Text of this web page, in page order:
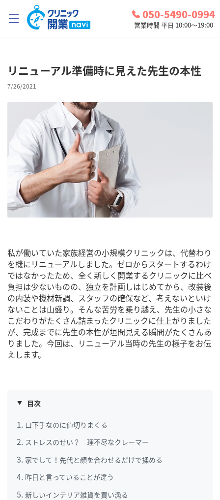
050-5490-0994
営業時間 平日 10:00～19:00
リニューアル準備時に見えた先生の本性
7/26/2021
私が働いていた家族経営の小規模クリニックは、代替わり
を機にリニューアルしました。ゼロからスタートするわけ
ではなかったため、全く新しく開業するクリニックに比べ
負担は少ないものの、独立を計画しはじめてから、改装後
の内装や機材新調、スタッフの確保など、考えないといけ
ないことは山盛り。そんな苦労を乗り越え、先生の小さな
こだわりがたくさん詰まったクリニックに仕上がりました
が、完成までに先生の本性が垣間見える瞬間がたくさんあ
りました。今回は、リニューアル当時の先生の様子をお伝
えします。
目次
口下手なのに値切りまくる
ストレスのせい？ 理不尽なクレーマー
家でして！先代と顔を合わせるだけで揉める
昨日と言っていることが違う
新しいインテリア雑貨を買い漁る
診療圏調査
お問い合わせ
検討中リスト
ログイン